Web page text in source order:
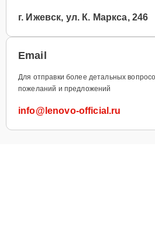
г. Ижевск, ул. К. Маркса, 246
Email
Для отправки более детальных
пожеланий и предложений
info@lenovo-official.ru